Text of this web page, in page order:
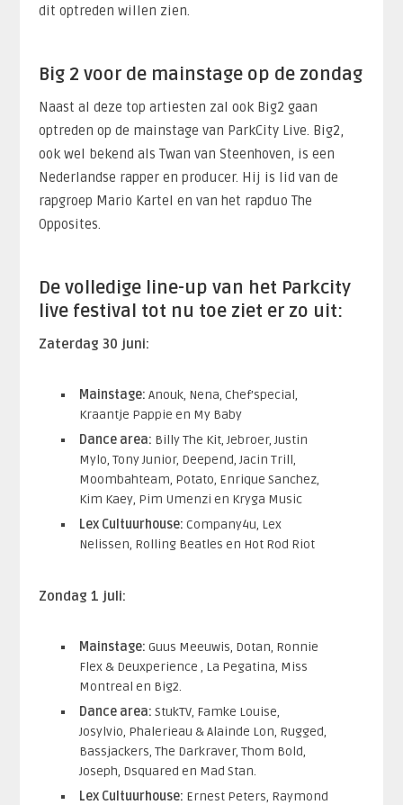
dit optreden willen zien.
Big 2 voor de mainstage op de zondag
Naast al deze top artiesten zal ook Big2 gaan
optreden op de mainstage van ParkCity Live. Big2,
ook wel bekend als Twan van Steenhoven, is een
Nederlandse rapper en producer. Hij is lid van de
rapgroep Mario Kartel en van het rapduo The
Opposites.
De volledige line-up van het Parkcity
live festival tot nu toe ziet er zo uit:
Zaterdag 30 juni:
Mainstage: Anouk, Nena, Chef’special,
Kraantje Pappie en My Baby
Dance area: Billy The Kit, Jebroer, Justin
Mylo, Tony Junior, Deepend, Jacin Trill,
Moombahteam, Potato, Enrique Sanchez,
Kim Kaey, Pim Umenzi en Kryga Music
Lex Cultuurhouse: Company4u, Lex
Nelissen, Rolling Beatles en Hot Rod Riot
Zondag 1 juli:
Mainstage: Guus Meeuwis, Dotan, Ronnie
Flex & Deuxperience , La Pegatina, Miss
Montreal en Big2.
Dance area: StukTV, Famke Louise,
Josylvio, Phalerieau & Alainde Lon, Rugged,
Bassjackers, The Darkraver, Thom Bold,
Joseph, Dsquared en Mad Stan.
Lex Cultuurhouse: Ernest Peters, Raymond